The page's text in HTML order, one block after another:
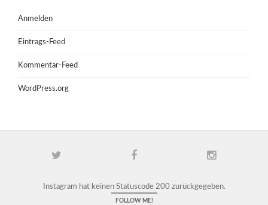
Anmelden
Eintrags-Feed
Kommentar-Feed
WordPress.org
Instagram hat keinen Statuscode 200 zurückgegeben.
FOLLOW ME!